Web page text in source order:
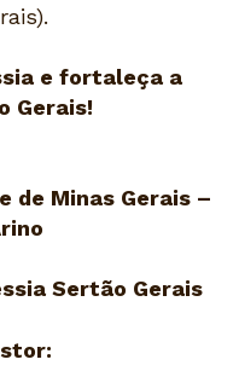
e fortaleça a
Gerais!
de Minas Gerais –
Sertão Gerais